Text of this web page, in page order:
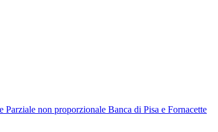
Parziale non proporzionale Banca di Pisa e Fornacette